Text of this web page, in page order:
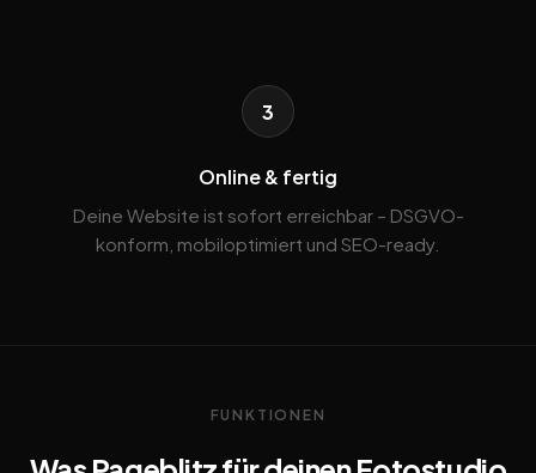
3
Online & fertig
Deine Website ist sofort erreichbar – DSGVO-
konform, mobiloptimiert und SEO-ready.
FUNKTIONEN